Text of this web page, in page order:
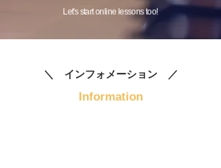
Let's start online lessons too!
＼ インフォメーション ／
Information